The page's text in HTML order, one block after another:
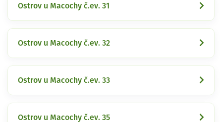
Ostrov u Macochy č.ev. 31
Ostrov u Macochy č.ev. 32
Ostrov u Macochy č.ev. 33
Ostrov u Macochy č.ev. 35